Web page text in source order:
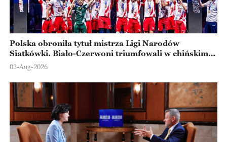
Polska obroniła tytuł mistrza Ligi Narodów
Siatkówki. Biało-Czerwoni triumfowali w chińskim
Ningbo
03-Aug-2026